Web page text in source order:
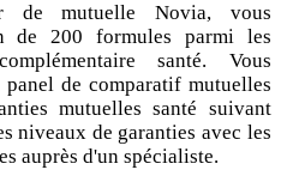
de mutuelle Novia, vous
de 200 formules parmi les
santé. Vous
de comparatif mutuelles
mutuelles santé suivant
niveaux de garanties avec les
auprès d'un spécialiste.